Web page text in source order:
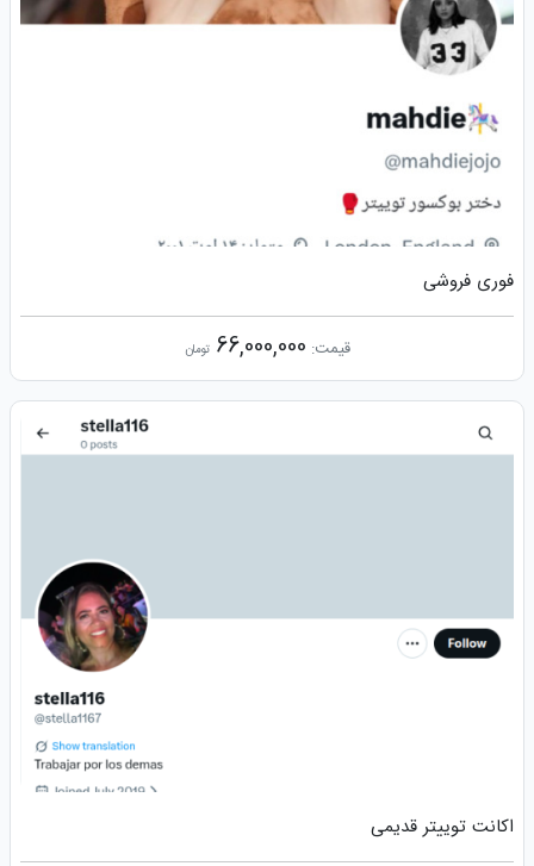
فوری فروشی
قیمت: 66,000,000 تومان
اکانت توییتر قدیمی